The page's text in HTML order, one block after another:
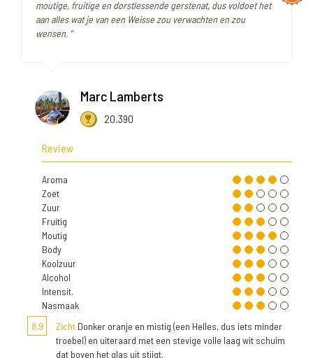
moutige, fruitige en dorstlessende gerstenat, dus voldoet het
aan alles wat je van een Weisse zou verwachten en zou
wensen. "
Marc Lamberts
20.390
Review
Aroma
Zoet
Zuur
Fruitig
Moutig
Body
Koolzuur
Alcohol
Intensit.
Nasmaak
8,9
Zicht Donker oranje en mistig (een Helles, dus iets minder
troebel) en uiteraard met een stevige volle laag wit schuim
dat boven het glas uit stijgt.